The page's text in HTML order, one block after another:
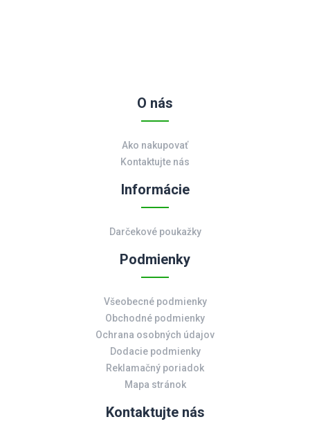
O nás
Ako nakupovať
Kontaktujte nás
Informácie
Darčekové poukažky
Podmienky
Všeobecné podmienky
Obchodné podmienky
Ochrana osobných údajov
Dodacie podmienky
Reklamačný poriadok
Mapa stránok
Kontaktujte nás